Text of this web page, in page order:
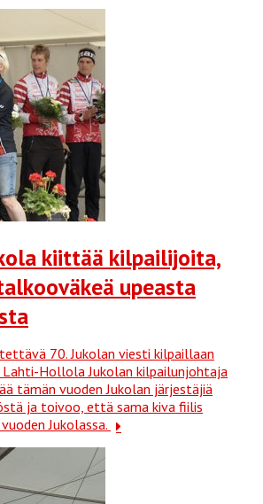
kiittää kilpailijoita,
upeasta
70. Jukolan viesti kilpaillaan
Lahti-Hollola Jukolan kilpailunjohtaja
tämän vuoden Jukolan järjestäjiä
ja toivoo, että sama kiva fiilis
Jukolassa.